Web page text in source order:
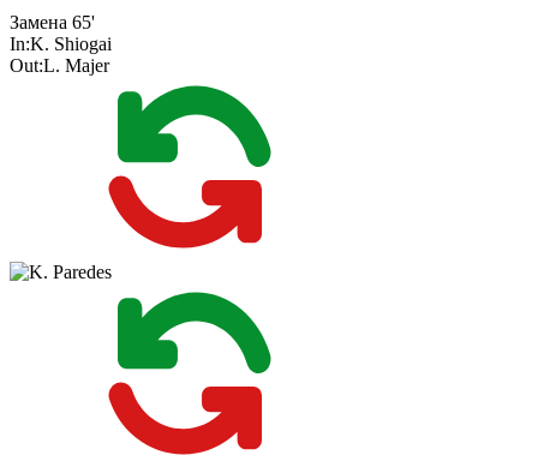
Замена 65'
In:K. Shiogai
Out:L. Majer